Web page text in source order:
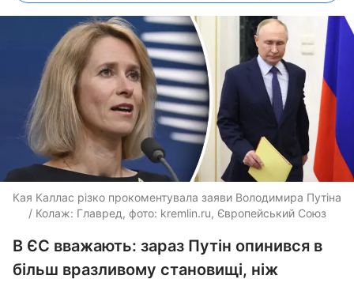
Кая Каллас різко прокоментувала заяви Володимира Путіна
/ Колаж: Главред, фото: kremlin.ru, Європейський Союз
В ЄС вважають: зараз Путін опинився в
більш вразливому становищі, ніж